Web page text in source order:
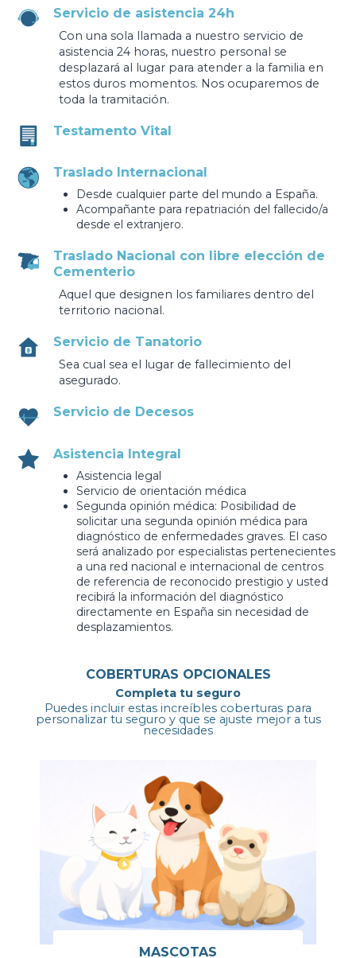
Servicio de asistencia 24h
Con una sola llamada a nuestro servicio de
asistencia 24 horas, nuestro personal se
desplazará al lugar para atender a la familia en
estos duros momentos. Nos ocuparemos de
toda la tramitación.
Testamento Vital
Traslado Internacional
Desde cualquier parte del mundo a España.
Acompañante para repatriación del fallecido/a
desde el extranjero.
Traslado Nacional con libre elección de
Cementerio​
Aquel que designen los familiares dentro del
territorio nacional.
Servicio de Tanatorio
Sea cual sea el lugar de fallecimiento del
asegurado.
Servicio de Decesos
Asistencia Integral
Asistencia legal
Servicio de orientación médica
Segunda opinión médica: Posibilidad de
solicitar una segunda opinión médica para
diagnóstico de enfermedades graves. El caso
será analizado por especialistas pertenecientes
a una red nacional e internacional de centros
de referencia de reconocido prestigio y usted
recibirá la información del diagnóstico
directamente en España sin necesidad de
desplazamientos.
COBERTURAS OPCIONALES
Completa tu seguro
Puedes incluir estas increíbles coberturas para
personalizar tu seguro y que se ajuste mejor a tus
necesidades
MASCOTAS